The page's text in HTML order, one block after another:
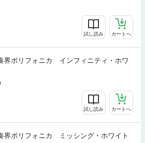
試し読み カートへ
界ポリフォニカ インフィニティ・ホワ
試し読み カートへ
界ポリフォニカ ミッシング・ホワイト